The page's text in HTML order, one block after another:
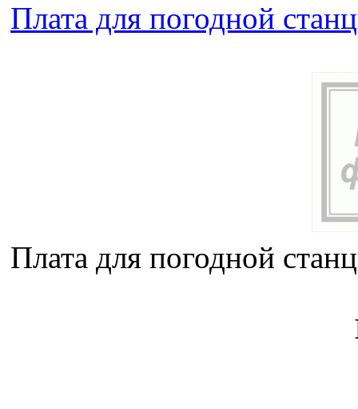
Плата для погодной
Плата для погодной